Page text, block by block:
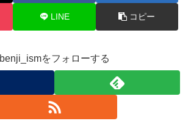
LINE コピー
benji_ismをフォローする